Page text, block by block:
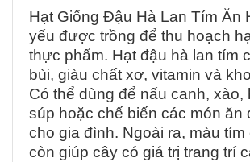
Hạt Giống Đậu Hà Lan Tím Ăn
yếu được trồng để thu hoạch
thực phẩm. Hạt đậu hà lan tím
bùi, giàu chất xơ, vitamin và
Có thể dùng để nấu canh, xào,
súp hoặc chế biến các món ăn
cho gia đình. Ngoài ra, màu tím
còn giúp cây có giá trị trang trí